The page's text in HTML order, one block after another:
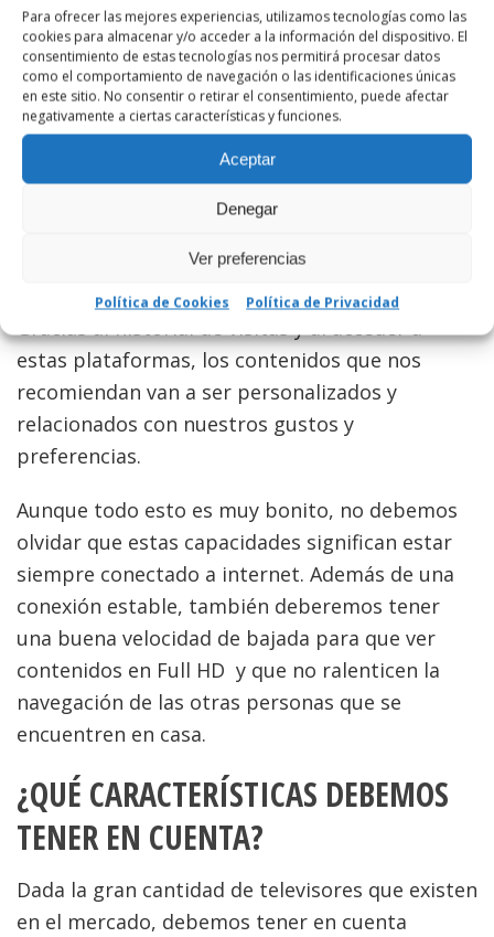
Para ofrecer las mejores experiencias, utilizamos tecnologías como las
cookies para almacenar y/o acceder a la información del dispositivo. El
consentimiento de estas tecnologías nos permitirá procesar datos
como el comportamiento de navegación o las identificaciones únicas
en este sitio. No consentir o retirar el consentimiento, puede afectar
negativamente a ciertas características y funciones.
Aceptar
Denegar
Ver preferencias
Política de Cookies Política de Privacidad
SMART TV
Estarás comprando un aparato de alta cantidad
y listo para ser consumido en cualquier
momento. Lo bueno de las Smart TV es si
flexibilidad ya que, podemos ver una serie en
Netflix, luego ver un video en YouTube y
Gracias al historial de visitas y al acceder a
estas plataformas, los contenidos que nos
recomiendan van a ser personalizados y
relacionados con nuestros gustos y
preferencias.
Aunque todo esto es muy bonito, no debemos
olvidar que estas capacidades significan estar
siempre conectado a internet. Además de una
conexión estable, también deberemos tener
una buena velocidad de bajada para que ver
contenidos en Full HD y que no ralenticen la
navegación de las otras personas que se
encuentren en casa.
¿QUÉ CARACTERÍSTICAS DEBEMOS
TENER EN CUENTA?
Dada la gran cantidad de televisores que existen
en el mercado, debemos tener en cuenta